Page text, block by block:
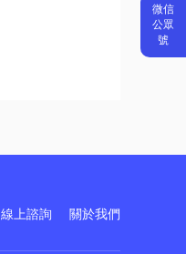
線上諮詢 關於我們
微信
公眾
號